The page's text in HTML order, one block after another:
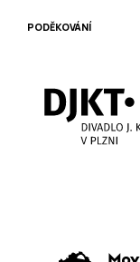
PODĚKOVÁNÍ